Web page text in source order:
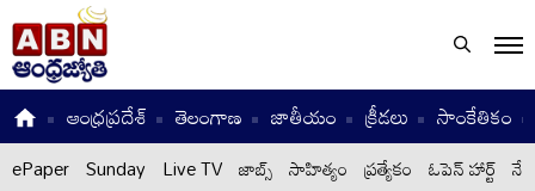
ఆంధ్రప్రదేశ్ తెలంగాణ జాతీయం క్రీడలు సాంకేతికం
ePaper Sunday Live TV జాబ్స్ సాహిత్యం ప్రత్యేకం ఓపెన్ హార్ట్